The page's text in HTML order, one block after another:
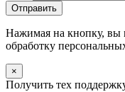
Отправить
Нажимая на кнопку, вы
обработку
×
Получить тех